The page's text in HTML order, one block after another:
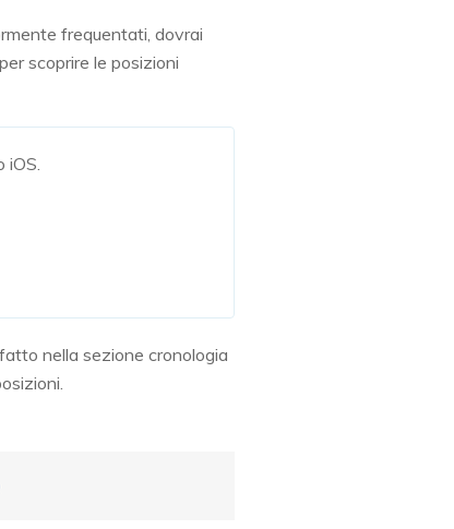
frequentati, dovrai
scoprire le posizioni
iOS.
nella sezione cronologia